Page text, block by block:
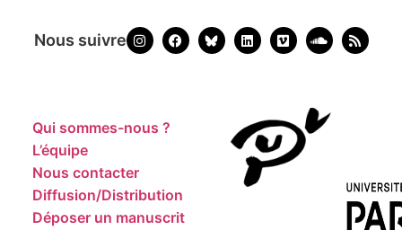
Nous suivre
Qui sommes-nous ?
L’équipe
Nous contacter
Diffusion/Distribution
Déposer un manuscrit